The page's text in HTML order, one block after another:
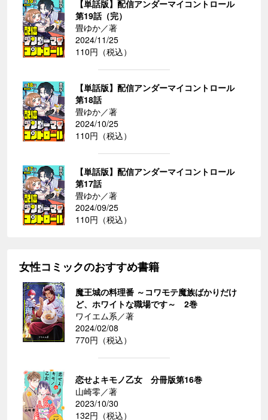
【単話版】配信アンダーマイコントロール
第19話（完）
畳ゆか／著
2024/11/25
110円（税込）
【単話版】配信アンダーマイコントロール
第18話
畳ゆか／著
2024/10/25
110円（税込）
【単話版】配信アンダーマイコントロール
第17話
畳ゆか／著
2024/09/25
110円（税込）
女性コミックのおすすめ書籍
魔王城の料理番 ～コワモテ魔族ばかりだけ
ど、ホワイトな職場です～ 2巻
ワイエム系／著
2024/02/08
770円（税込）
恋せよキモノ乙女 分冊版第16巻
山崎零／著
2023/10/30
132円（税込）